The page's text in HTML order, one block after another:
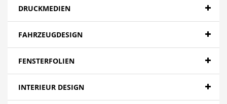
DRUCKMEDIEN
FAHRZEUGDESIGN
FENSTERFOLIEN
INTERIEUR DESIGN